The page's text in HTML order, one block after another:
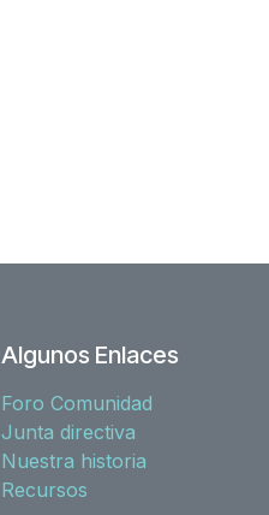
Algunos Enlaces
Foro Comunidad
Junta directiva
Nuestra historia
Recursos